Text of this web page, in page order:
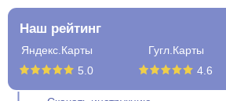
Наш рейтинг
Яндекс.Карты
5.0
Гугл.Карты
4.6